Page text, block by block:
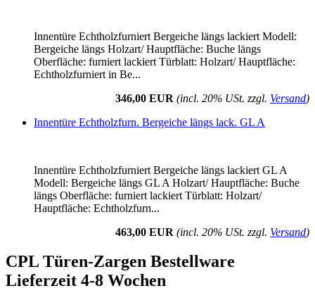
Innentüre Echtholzfurniert Bergeiche längs lackiert Modell:
Bergeiche längs Holzart/ Hauptfläche: Buche längs
Oberfläche: furniert lackiert Türblatt: Holzart/ Hauptfläche:
Echtholzfurniert in Be...
346,00 EUR (incl. 20% USt. zzgl. Versand)
Innentüre Echtholzfurn. Bergeiche längs lack. GL A
Innentüre Echtholzfurniert Bergeiche längs lackiert GL A
Modell: Bergeiche längs GL A Holzart/ Hauptfläche: Buche
längs Oberfläche: furniert lackiert Türblatt: Holzart/
Hauptfläche: Echtholzfurn...
463,00 EUR (incl. 20% USt. zzgl. Versand)
CPL Türen-Zargen Bestellware
Lieferzeit 4-8 Wochen